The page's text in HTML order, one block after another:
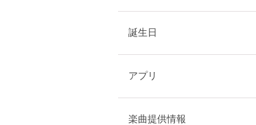
誕生日
アプリ
楽曲提供情報